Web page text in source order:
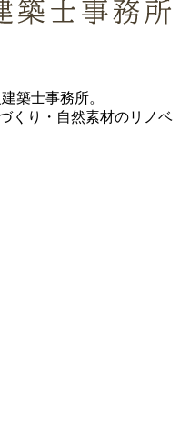
築士事務所。
くり・自然素材のリノベ